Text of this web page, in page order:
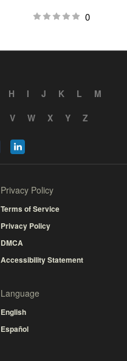
0
H I J K L
M
V W X Y Z
Privacy Policy
Terms of Service
Privacy Policy
DMCA
Accessibility Statement
Language
English
Español